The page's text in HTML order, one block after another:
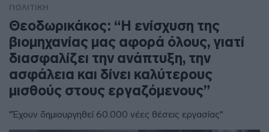
ΠΟΛΙΤΙΚΗ
Θεοδωρικάκος: “Η ενίσχυση της
βιομηχανίας μας αφορά όλους, γιατί
διασφαλίζει την ανάπτυξη, την
ασφάλεια και δίνει καλύτερους
μισθούς στους εργαζόμενους”
"Έχουν δημιουργηθεί 60.000 νέες θέσεις εργασίας"